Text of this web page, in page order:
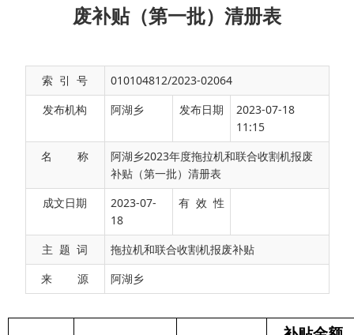
废补贴（第一批）清册表
索 引 号
010104812/2023-02064
发布机构
阿湖乡 发布日期
2023-07-18
11:15
名 称
阿湖乡2023年度拖拉机和联合收割机报废
补贴（第一批）清册表
成文日期
2023-07-
18
有 效 性
主 题 词
拖拉机和联合收割机报废补贴
来 源
阿湖乡
序号 补贴标准
塔* 7000 7000
*